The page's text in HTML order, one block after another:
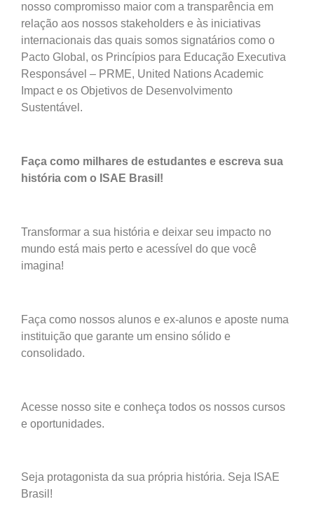
nosso compromisso maior com a transparência em
relação aos nossos stakeholders e às iniciativas
internacionais das quais somos signatários como o
Pacto Global, os Princípios para Educação Executiva
Responsável – PRME, United Nations Academic
Impact e os Objetivos de Desenvolvimento
Sustentável.
Faça como milhares de estudantes e escreva sua
história com o ISAE Brasil!
Transformar a sua história e deixar seu impacto no
mundo está mais perto e acessível do que você
imagina!
Faça como nossos alunos e ex-alunos e aposte numa
instituição que garante um ensino sólido e
consolidado.
Acesse nosso site e conheça todos os nossos cursos
e oportunidades.
Seja protagonista da sua própria história. Seja ISAE
Brasil!